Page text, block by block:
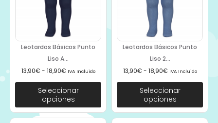
Leotardos Básicos Punto
Liso A...
13,90€ - 18,90€ IVA Incluido
Seleccionar
opciones
Leotardos Básicos Punto
Liso 2...
13,90€ - 18,90€ IVA Incluido
Seleccionar
opciones